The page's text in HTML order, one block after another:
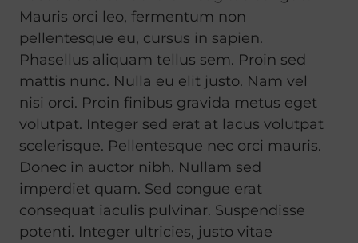
Mauris orci leo, fermentum non
pellentesque eu, cursus in sapien.
Phasellus aliquam tellus sem. Proin sed
mattis nunc. Nulla eu elit justo. Nam vel
nisi orci. Proin finibus gravida metus eget
volutpat. Integer sed erat at lacus volutpat
scelerisque. Pellentesque nec orci mauris.
Donec in auctor nibh. Nullam sed
imperdiet quam. Sed congue erat
consequat iaculis pulvinar. Suspendisse
potenti. Integer ultricies, justo vitae